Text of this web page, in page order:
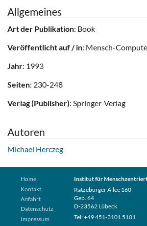
Allgemeines
Art der Publikation: Book
Veröffentlicht auf / in: Mensch-
Jahr: 1993
Seiten: 230-248
Verlag (Publisher): Springer-Verlag
Autoren
Michael Herczeg
Home
Kontakt
Anfahrt
Datenschutz
Impressum
Institut für
Ratzeburger Allee 160
Geb. 64
D-23562 Lübeck
Tel: +49 451-3101 5101